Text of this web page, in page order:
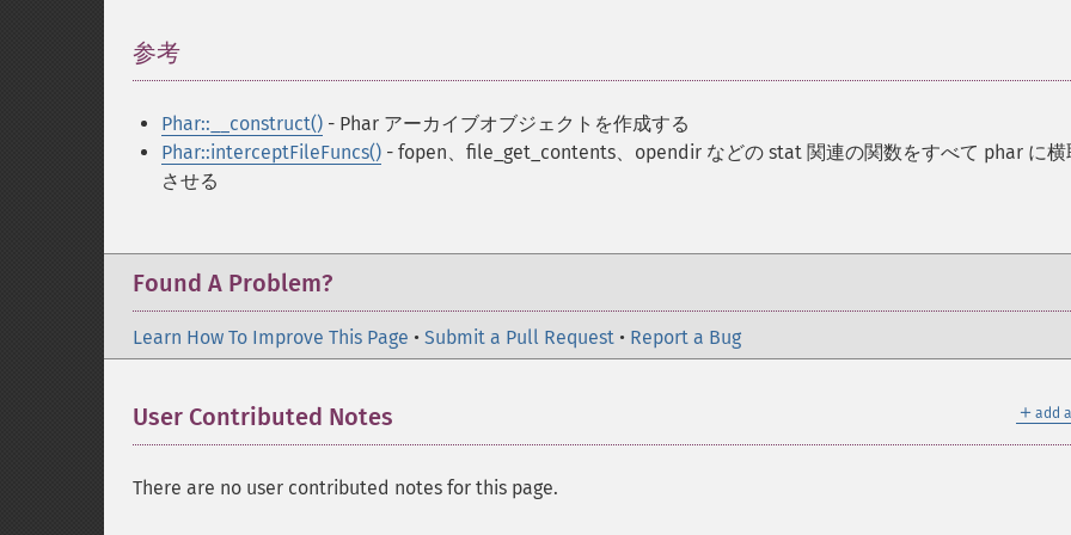
参考
Phar::__construct() - Phar アーカイブオブジェクトを作成する
Phar::interceptFileFuncs() - fopen、file_get_contents、opendir などの stat 関連の関数をすべて phar に横
させる
Found A Problem?
Learn How To Improve This Page • Submit a Pull Request • Report a Bug
＋ add
User Contributed Notes
There are no user contributed notes for this page.